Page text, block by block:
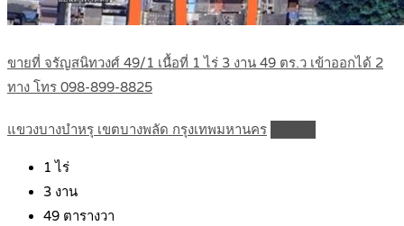
ขายที่ จรัญสนิทวงศ์ 49/1 เนื้อที่ 1 ไร่ 3 งาน 49 ตร.ว เข้าออกได้ 2
ทาง โทร 098-899-8825
แขวงบางบำหรุ เขตบางพลัด กรุงเทพมหานคร
1 ไร่
3 งาน
49 ตารางวา